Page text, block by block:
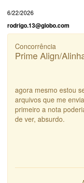
6/22/2026
rodrigo.13@globo.com
Concorrência
Prime Align/
agora mesmo estou
arquivos que me
primeiro a nota
de ver, absurdo.